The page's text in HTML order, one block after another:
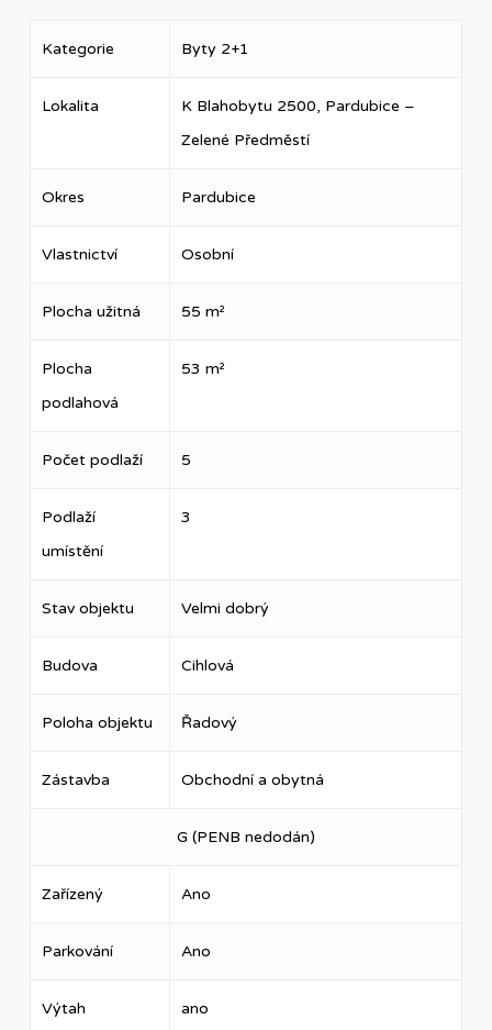
Kategorie Byty 2+1
Lokalita
K Blahobytu 2500, Pardubice –
Zelené Předměstí
Okres Pardubice
Vlastnictví Osobní
Plocha užitná 55 m²
Plocha
podlahová
53 m²
Počet podlaží 5
Podlaží
umístění
3
Stav objektu Velmi dobrý
Budova Cihlová
Poloha objektu Řadový
Zástavba Obchodní a obytná
G (PENB nedodán)
Zařízený Ano
Parkování Ano
Výtah ano